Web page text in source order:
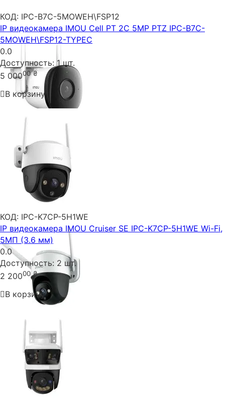
КОД: IPC-B7C-5MOWEH\FSP12
IP видеокамера IMOU Cell PT 2C 5MP PTZ IPC-B7C-
5MOWEH\FSP12-TYPEC
0.0
Доступность: 1 шт.
5 00000 ₴
В корзину
КОД: IPC-K7CP-5H1WE
IP видеокамера IMOU Cruiser SE IPC-K7CP-5H1WE Wi-Fi,
5МП (3.6 мм)
0.0
Доступность: 2 шт.
2 20000 ₴
В корзину